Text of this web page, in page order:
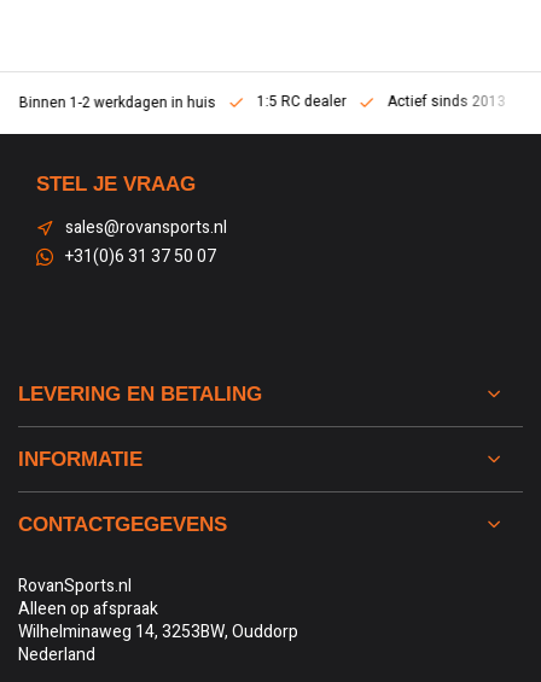
Binnen 1-2 werkdagen in huis 1:5 RC dealer Actief sinds 2013
STEL JE VRAAG
sales@rovansports.nl
+31(0)6 31 37 50 07
LEVERING EN BETALING
INFORMATIE
CONTACTGEGEVENS
RovanSports.nl
Alleen op afspraak
Wilhelminaweg 14, 3253BW, Ouddorp
Nederland